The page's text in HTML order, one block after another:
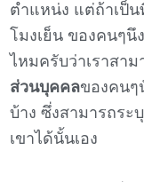
ตำแหน่ง แต่ถ้าเป็น
โมงเย็น ของคนๆนึ
ไหมครับว่าเราสา
ส่วนบุคคลของคนๆ
บ้าง ​ซึ่งสามารถร
เขาได้นั้นเอง